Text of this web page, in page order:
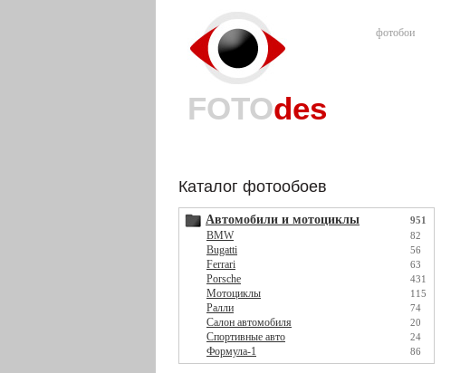
фотобои
FOTOdes
Каталог фотообоев
Автомобили и мотоциклы 951
BMW 82
Bugatti 56
Ferrari 63
Porsche 431
Мотоциклы 115
Ралли 74
Салон автомобиля 20
Спортивные авто 24
Формула-1 86